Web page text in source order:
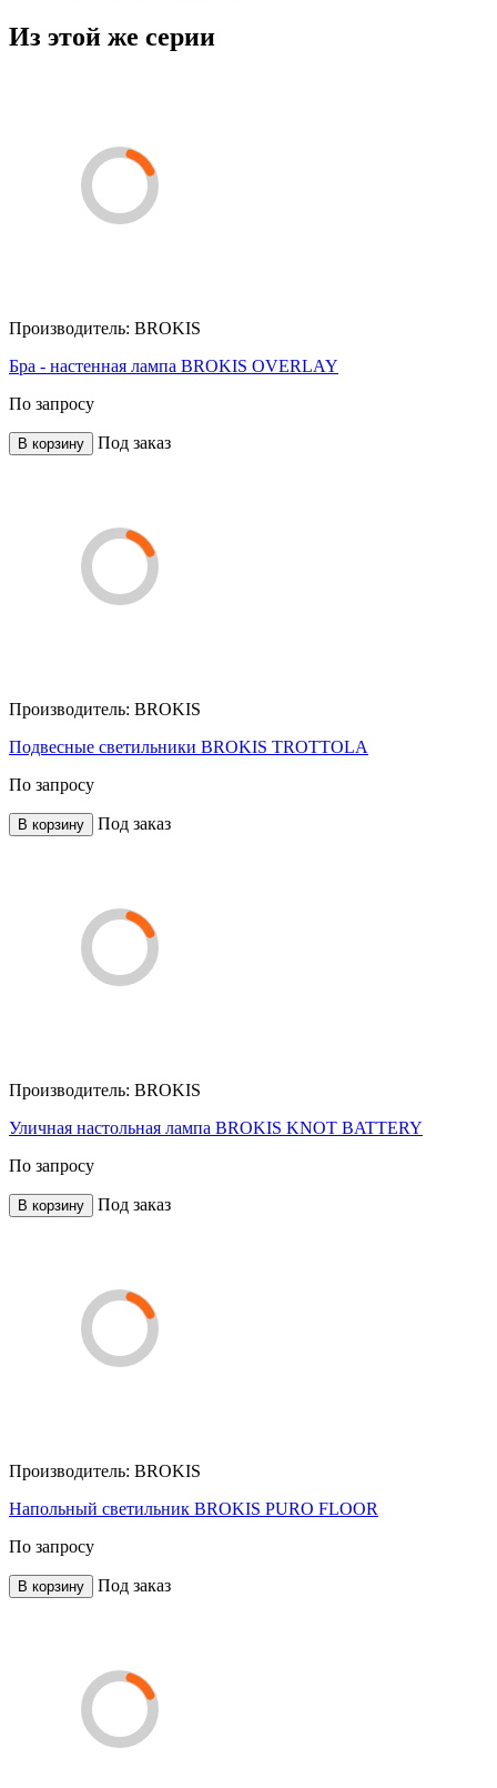
Из этой же серии
Производитель: BROKIS
Бра - настенная лампа BROKIS OVERLAY
По запросу
В корзину Под заказ
Производитель: BROKIS
Подвесные светильники BROKIS TROTTOLA
По запросу
В корзину Под заказ
Производитель: BROKIS
Уличная настольная лампа BROKIS KNOT BATTERY
По запросу
В корзину Под заказ
Производитель: BROKIS
Напольный светильник BROKIS PURO FLOOR
По запросу
В корзину Под заказ